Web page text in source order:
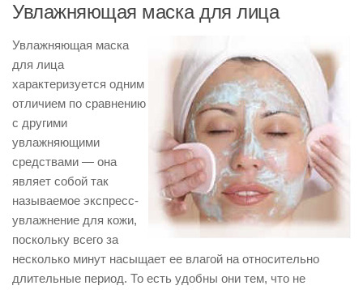
Увлажняющая маска для лица
Увлажняющая маска
для лица
характеризуется одним
отличием по сравнению
с другими
увлажняющими
средствами — она
являет собой так
называемое экспресс-
увлажнение для кожи,
поскольку всего за
несколько минут насыщает ее влагой на относительно
длительные период. То есть удобны они тем, что не